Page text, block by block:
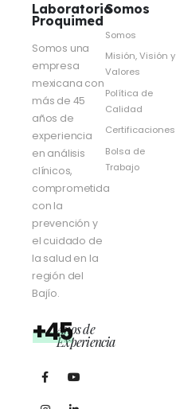
Laboratorio
Proquimed
Somos una
empresa
mexicana con
más de 45
años de
experiencia
en análisis
clínicos,
comprometida
con la
prevención y
el cuidado de
la salud en la
región del
Bajío.
+45Años de
Experiencia
Somos
Somos
Misión, Visión y
Valores
Política de
Calidad
Certificaciones
Bolsa de
Trabajo